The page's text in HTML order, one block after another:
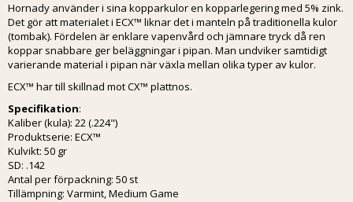
Hornady använder i sina kopparkulor en kopparlegering med 5% zink.
Det gör att materialet i ECX™ liknar det i manteln på traditionella kulor
(tombak). Fördelen är enklare vapenvård och jämnare tryck då ren
koppar snabbare ger beläggningar i pipan. Man undviker samtidigt
varierande material i pipan när växla mellan olika typer av kulor.
ECX™ har till skillnad mot CX™ plattnos.
Specifikation:
Kaliber (kula): 22 (.224")
Produktserie: ECX™
Kulvikt: 50 gr
SD: .142
Antal per förpackning: 50 st
Tillämpning: Varmint, Medium Game